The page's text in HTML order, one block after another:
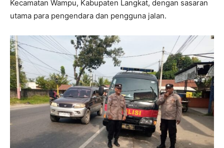
Kecamatan Wampu, Kabupaten Langkat, dengan sasaran
utama para pengendara dan pengguna jalan.